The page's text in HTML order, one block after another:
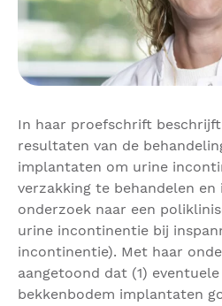
In haar proefschrift beschrijft
resultaten van de
implantaten om urine
verzakking te behandelen en
onderzoek naar een
urine incontinentie bij
incontinentie). Met haar
aangetoond dat (1)
bekkenbodem implantaten